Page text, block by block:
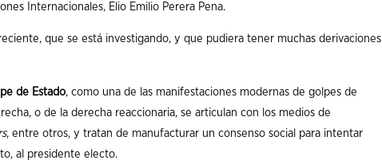
Internacionales, Elio Emilio Perera Pena.
que se está investigando, y que pudiera tener muchas derivaciones
de Estado, como una de las manifestaciones modernas de golpes de
o de la derecha reaccionaria, se articulan con los medios de
, entre otros, y tratan de manufacturar un consenso social para intentar
al presidente electo.